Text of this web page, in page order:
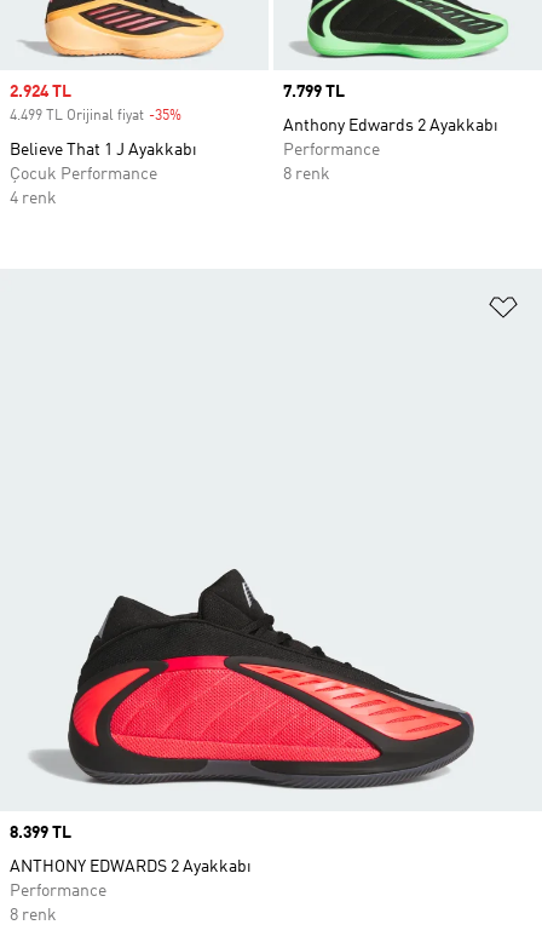
Sale price
2.924 TL
4.499 TL Orijinal fiyat -35%
Believe That 1 J Ayakkabı
Çocuk Performance
4 renk
Price
7.799 TL
Anthony Edwards 2 Ayakkabı
Performance
8 renk
Price
8.399 TL
ANTHONY EDWARDS 2 Ayakkabı
Performance
8 renk